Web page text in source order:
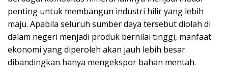
penting untuk membangun industri hilir yang lebih
maju. Apabila seluruh sumber daya tersebut diolah di
dalam negeri menjadi produk bernilai tinggi, manfaat
ekonomi yang diperoleh akan jauh lebih besar
dibandingkan hanya mengekspor bahan mentah.